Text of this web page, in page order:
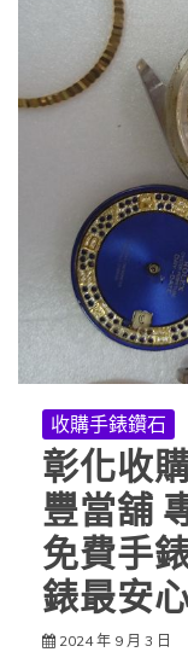
收購手錶鑽石
彰化收
豐當舖
免費手
錶最安
2024 年 9 月 3 日